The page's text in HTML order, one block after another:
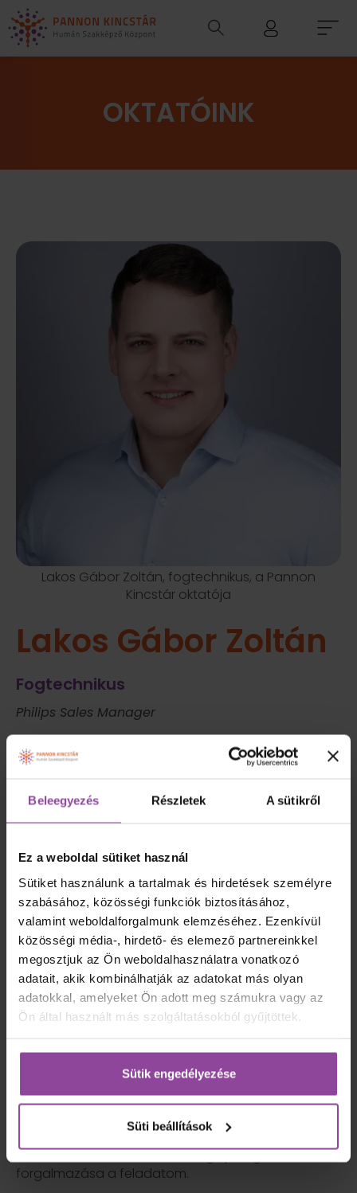
Beleegyezés Részletek A sütikről
Ez a weboldal sütiket használ
Sütiket használunk a tartalmak és hirdetések személyre
szabásához, közösségi funkciók biztosításához,
valamint weboldalforgalmunk elemzéséhez. Ezenkívül
közösségi média-, hirdető- és elemező partnereinkkel
megosztjuk az Ön weboldalhasználatra vonatkozó
adatait, akik kombinálhatják az adatokat más olyan
adatokkal, amelyeket Ön adott meg számukra vagy az
Ön által használt más szolgáltatásokból gyűjtöttek.
Sütik engedélyezése
Süti beállítások
OKTATÓINK
Lakos Gábor Zoltán
Fogtechnikus
Philips Sales Manager
„Az információ korában nincsenek határok.
Határokat csak magunk szabhatunk. Ha valami
csak megfelelő mennyiségű pizzára, diétás
kólára, egy olcsó PC-re, és mindenekelőtt elég
(John Carmack)
tervezéstől a 3D nyomtatásig, fogászati prevenció
és szájhigiénia, üzleti modell témái.
Szakmai előmenetelemet a Straumann cégnél
kezdtem. Itt volt lehetőségem elsajátítani és
értékesíteni a Dental Wings Szoftver innovatív
rendszereit. A későbbiekben saját labort
üzemeltetve 3D nyomtatók felé specializálódtam és
a Dental Wings szoftver individuális megoldásait
A Pannon Kincstárban 2021-ben kezdtem az
oktatást.
Jelenleg a Philipsnél dolgozom, mint szájápolási
értékesítő, a szónikus technológiájú fogkefék
forgalmazása a feladatom.
Lakos Gábor Zoltán, fogtechnikus, a Pannon
Kincstár oktatója